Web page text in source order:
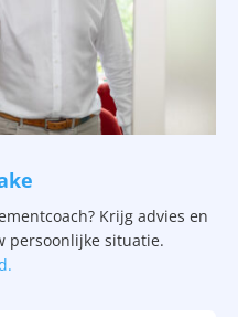
Krijg advies en
persoonlijke situatie.